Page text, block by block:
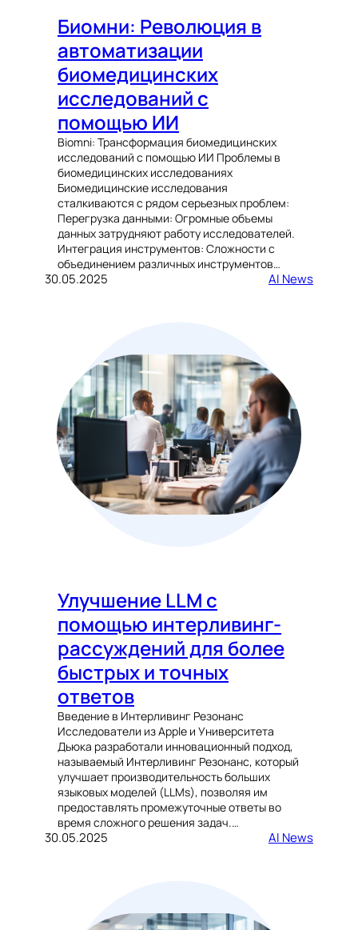
Биомни: Революция в
автоматизации
биомедицинских
исследований с
помощью ИИ
Biomni: Трансформация биомедицинских
исследований с помощью ИИ Проблемы в
биомедицинских исследованиях
Биомедицинские исследования
сталкиваются с рядом серьезных проблем:
Перегрузка данными: Огромные объемы
данных затрудняют работу исследователей.
Интеграция инструментов: Сложности с
объединением различных инструментов…
30.05.2025 AI News
Улучшение LLM с
помощью интерливинг-
рассуждений для более
быстрых и точных
ответов
Введение в Интерливинг Резонанс
Исследователи из Apple и Университета
Дьюка разработали инновационный подход,
называемый Интерливинг Резонанс, который
улучшает производительность больших
языковых моделей (LLMs), позволяя им
предоставлять промежуточные ответы во
время сложного решения задач.…
30.05.2025 AI News